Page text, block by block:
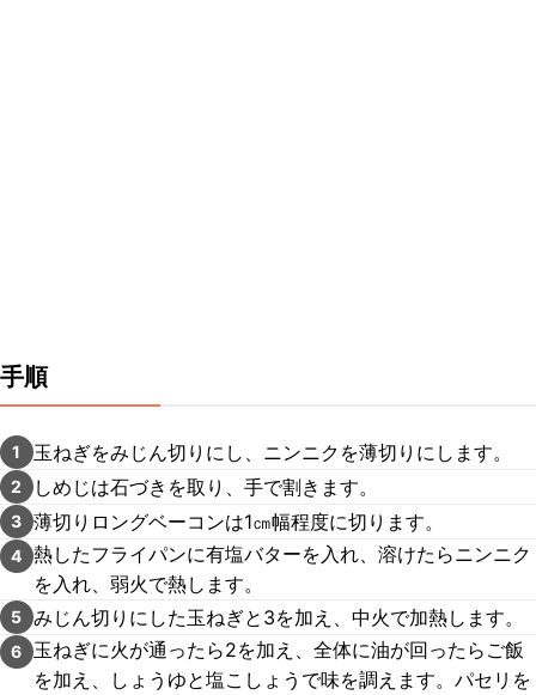
手順
1 玉ねぎをみじん切りにし、ニンニクを薄切りにします。
2 しめじは石づきを取り、手で割きます。
3 薄切りロングベーコンは1㎝幅程度に切ります。
4 熱したフライパンに有塩バターを入れ、溶けたらニンニク
を入れ、弱火で熱します。
5 みじん切りにした玉ねぎと3を加え、中火で加熱します。
6
玉ねぎに火が通ったら2を加え、全体に油が回ったらご飯
を加え、しょうゆと塩こしょうで味を調えます。パセリを